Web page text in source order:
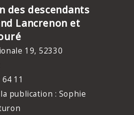
des descendants
Lancrenon et
19, 52330
11
publication : Sophie